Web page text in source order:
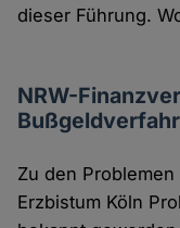
dieser Führung.
NRW-
Zu den
Erzbistum Köln